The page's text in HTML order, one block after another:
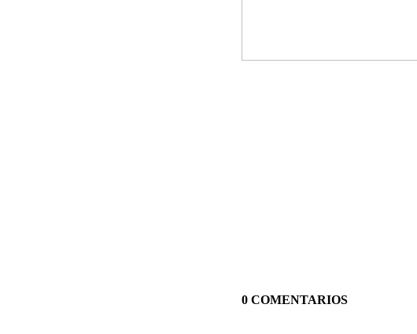
0 COMENTARIOS